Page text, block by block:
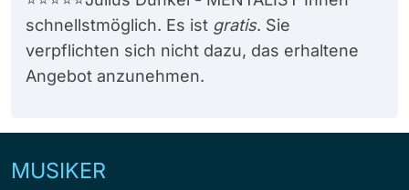
schnellstmöglich. Es ist gratis. Sie
verpflichten sich nicht dazu, das erhaltene
Angebot anzunehmen.
MUSIKER